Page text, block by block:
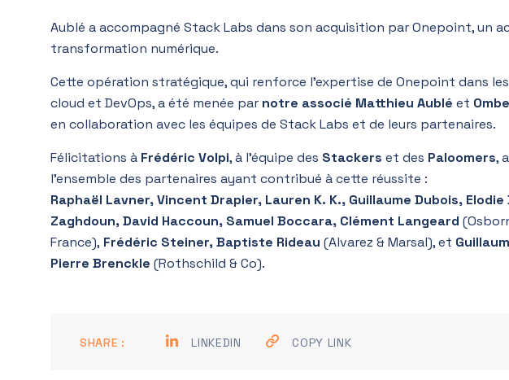
Aublé a accompagné Stack Labs dans son acquisition par Onepoint, un
transformation numérique.
Cette opération stratégique, qui renforce l’expertise de Onepoint dans
cloud et DevOps, a été menée par notre associé Matthieu Aublé et
en collaboration avec les équipes de Stack Labs et de leurs partenaires.
Félicitations à Frédéric Volpi, à l’équipe des Stackers et des Paloomers,
l’ensemble des partenaires ayant contribué à cette réussite :
Raphaël Lavner, Vincent Drapier, Lauren K. K., Guillaume Dubois,
Zaghdoun, David Haccoun, Samuel Boccara, Clément Langeard
France), Frédéric Steiner, Baptiste Rideau (Alvarez & Marsal), et
Pierre Brenckle (Rothschild & Co).
SHARE : LINKEDIN COPY LINK